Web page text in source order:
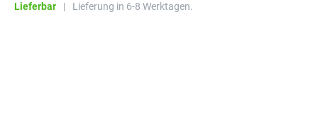
Lieferbar | Lieferung in 6-8 Werktagen.